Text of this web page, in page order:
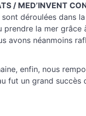
/ MED’INVENT
déroulées dans
prendre la mer grâce
avons néanmoins
enfin, nous
fut un grand succès